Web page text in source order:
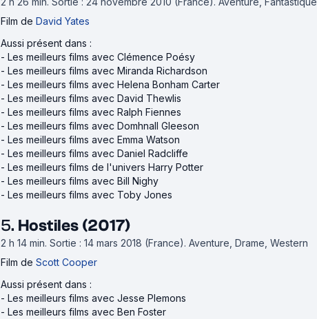
Film de David Yates
Aussi présent dans :
- Les meilleurs films avec Clémence Poésy
- Les meilleurs films avec Miranda Richardson
- Les meilleurs films avec Helena Bonham Carter
- Les meilleurs films avec David Thewlis
- Les meilleurs films avec Ralph Fiennes
- Les meilleurs films avec Domhnall Gleeson
- Les meilleurs films avec Emma Watson
- Les meilleurs films avec Daniel Radcliffe
- Les meilleurs films de l'univers Harry Potter
- Les meilleurs films avec Bill Nighy
- Les meilleurs films avec Toby Jones
5. Hostiles (2017)
2 h 14 min. Sortie : 14 mars 2018 (France). Aventure, Drame, Western
Film de Scott Cooper
Aussi présent dans :
- Les meilleurs films avec Jesse Plemons
- Les meilleurs films avec Ben Foster